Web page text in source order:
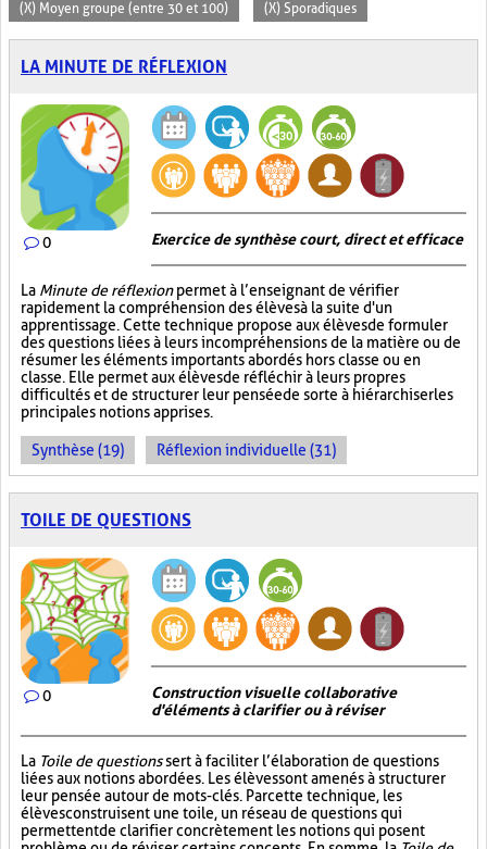
(X) Moyen groupe (entre 30 et 100) (X) Sporadiques
LA MINUTE DE RÉFLEXION
0 Exercice de synthèse court, direct et efficace
La Minute de réflexionpermet à l’enseignant de vérifier
rapidement la compréhension des élèves à la suite d'un
apprentissage. Cette technique propose aux élèves de formuler
des questions liées à leurs incompréhensions de la matière ou de
résumer les éléments importants abordés hors classe ou en
classe. Elle permet aux élèves de réfléchir à leurs propres
difficultés et de structurer leur pensée de sorte à hiérarchiser les
principales notions apprises.
Synthèse (19) Réflexion individuelle (31)
TOILE DE QUESTIONS
0
Construction visuelle collaborative
d'éléments à clarifier ou à réviser
La Toile de questionssert à faciliter l’élaboration de questions
liées aux notions abordées. Les élèves sont amenés à structurer
leur pensée autour de mots-clés. Par cette technique, les
élèves construisent une toile, un réseau de questions qui
permettent de clarifier concrètement les notions qui posent